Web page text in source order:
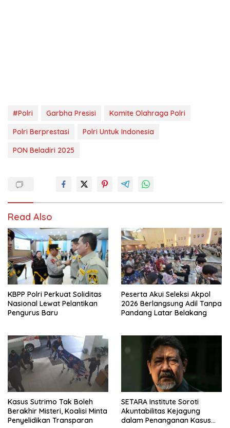
#Polri Garbha Presisi
Komite Olahraga Polri
Polri Berprestasi
Polri Untuk Indonesia
PON Beladiri 2025
Read Also
KBPP Polri Perkuat Soliditas
Nasional Lewat Pelantikan
Pengurus Baru
Peserta Akui Seleksi Akpol
2026 Berlangsung Adil Tanpa
Pandang Latar Belakang
Kasus Sutrimo Tak Boleh
Berakhir Misteri, Koalisi Minta
Penyelidikan Transparan
SETARA Institute Soroti
Akuntabilitas Kejagung
dalam Penanganan Kasus